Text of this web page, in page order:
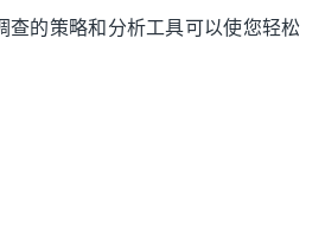
查的策略和分析工具可以使您轻松